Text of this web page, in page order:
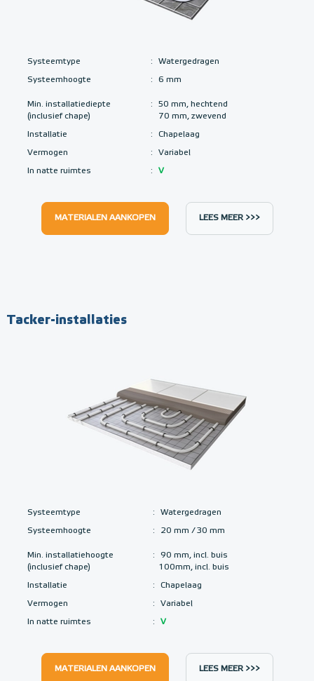
Systeemtype : Watergedragen
Systeemhoogte : 6 mm
Min. installatiediepte
(inclusief chape)
:
50 mm, hechtend
70 mm, zwevend
Installatie : Chapelaag
Vermogen : Variabel
In natte ruimtes : V
MATERIALEN AANKOPEN LEES MEER >>>
Tacker-installaties
Systeemtype : Watergedragen
Systeemhoogte : 20 mm / 30 mm
Min. installatiehoogte
(inclusief chape)
:
90 mm, incl. buis
100mm, incl. buis
Installatie : Chapelaag
Vermogen : Variabel
In natte ruimtes : V
MATERIALEN AANKOPEN LEES MEER >>>